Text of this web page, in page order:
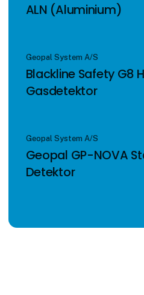
ALN (Aluminium)
Geopal System A/S
Blackline Safety G8
Gasdetektor
Geopal System A/S
Geopal GP-NOVA
Detektor